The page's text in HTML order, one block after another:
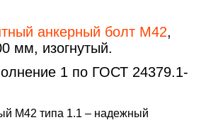
анкерный болт М42,
мм, изогнутый.
1 по ГОСТ 24379.1-
М42 типа 1.1 – надежный